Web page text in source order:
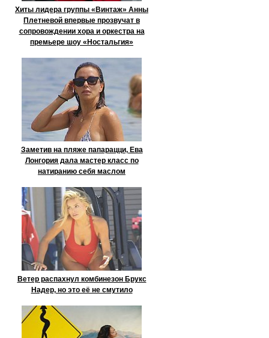
Хиты лидера группы «Винтаж» Анны
Плетневой впервые прозвучат в
сопровождении хора и оркестра на
премьере шоу «Ностальгия»
Заметив на пляже папарацци, Ева
Лонгория дала мастер класс по
натиранию себя маслом
Ветер распахнул комбинезон Брукс
Надер, но это её не смутило